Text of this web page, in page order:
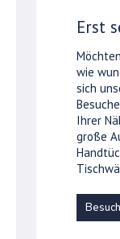
Erst
wie
sich
Ihrer
große